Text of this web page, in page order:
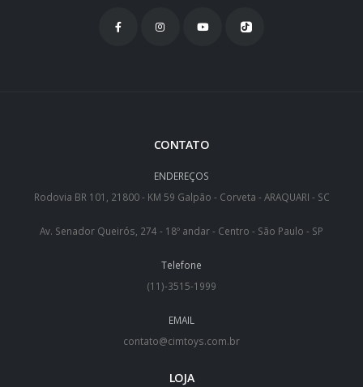
CONTATO
ENDEREÇOS
Rodovia BR 101, 21800 - KM 59 Galpão - Corveta - ARAQUARI - SC
Av. Senador Queirós, 274 - 18º andar - Centro - São Paulo - SP
Telefone
(11)-3515-1999
EMAIL
contato@cimtoys.com.br
LOJA